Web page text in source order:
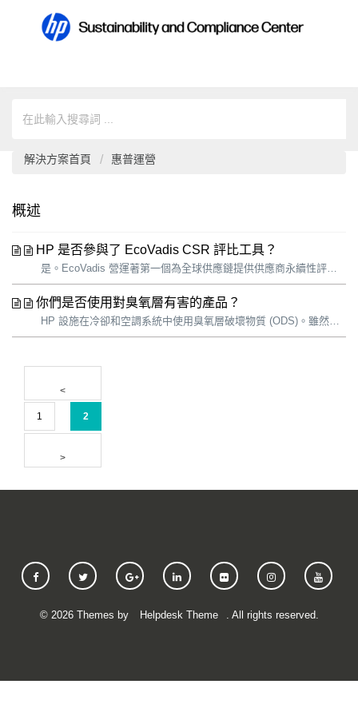
解決方案首頁 惠普運營
概述
HP 是否參與了 EcoVadis CSR 評比工具？
是。EcoVadis 營運著第一個為全球供應鏈提供供應商永續性評級的協同平台。該平台還與企業永續聯盟合作，如 E-TASC 上的 GeSI (全球電子永續倡議)，以及化工行業的 Together for Sustainability，為成員的供應商匯集要求。 EcoVadis 在 2020 年評估了 75,0...
你們是否使用對臭氧層有害的產品？
HP 設施在冷卻和空調系統中使用臭氧層破壞物質 (ODS)。雖然這些系統是密封的，但使用和維護過程中的洩漏可能會導致物質排放。我們會繼續用氫氟烴 (HFC) 取代現有系統中的氯氟烴 (CFC)。氫氟烴是溫室氣體，但不會破壞臭氧層。當含氫氟烴的冷卻系統的使用壽命終止時，我們將用不含氫氟烴的同等產品取而代之。這些不...
1 2
© 2026Themes by Helpdesk Theme . All rights reserved.